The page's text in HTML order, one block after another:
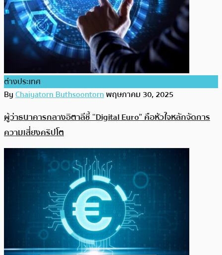
ต่างประเทศ
ByChaiyatorn Buthsoontornพฤษภาคม 30, 2025
ผู้ว่าธนาคารกลางอิตาลีชี้ “Digital Euro” คือหัวใจหลักจัดการ
ความเสี่ยงคริปโต